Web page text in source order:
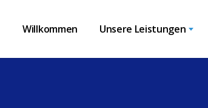
Willkommen Unsere Leistungen